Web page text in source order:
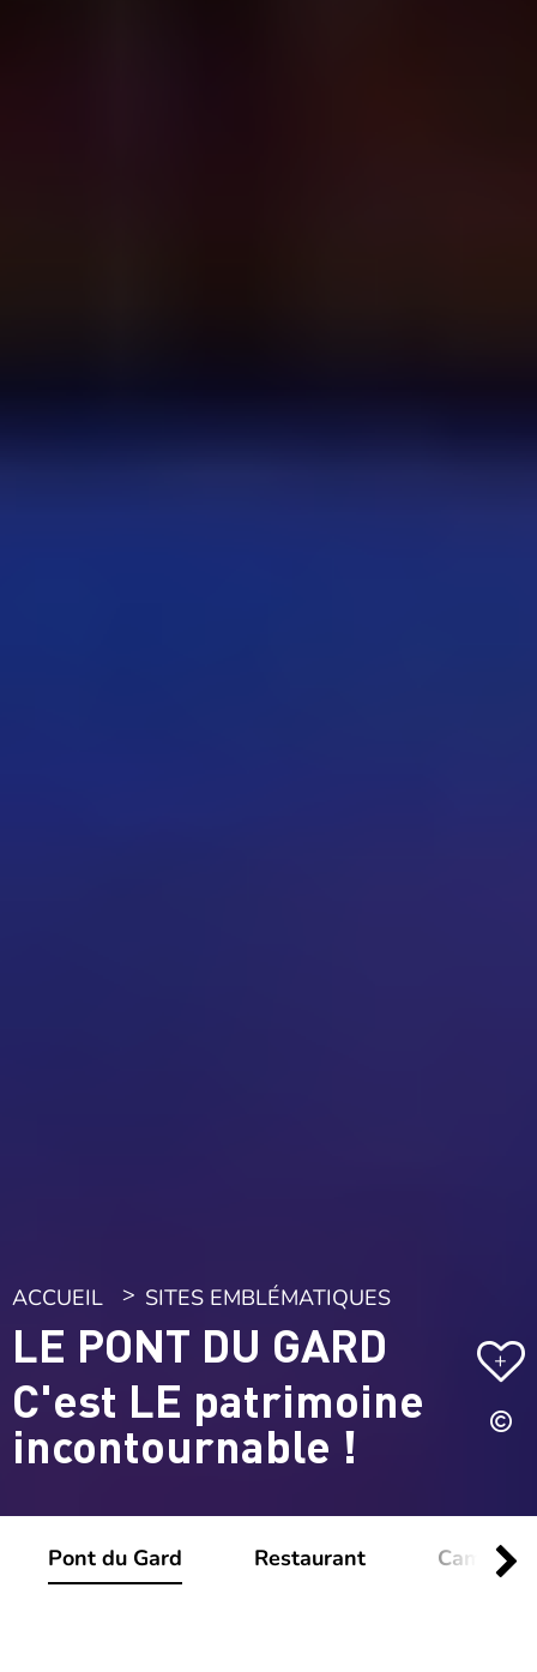
ACCUEIL SITES EMBLÉMATIQUES
LE PONT DU GARD
C'est LE patrimoine
incontournable !
+
Pont du Gard Restaurant